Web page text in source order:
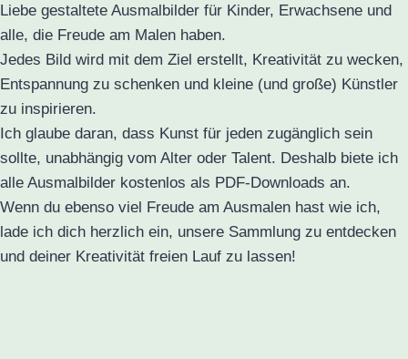
Liebe gestaltete Ausmalbilder für Kinder, Erwachsene und
alle, die Freude am Malen haben.
Jedes Bild wird mit dem Ziel erstellt, Kreativität zu wecken,
Entspannung zu schenken und kleine (und große) Künstler
zu inspirieren.
Ich glaube daran, dass Kunst für jeden zugänglich sein
sollte, unabhängig vom Alter oder Talent. Deshalb biete ich
alle Ausmalbilder kostenlos als PDF-Downloads an.
Wenn du ebenso viel Freude am Ausmalen hast wie ich,
lade ich dich herzlich ein, unsere Sammlung zu entdecken
und deiner Kreativität freien Lauf zu lassen!